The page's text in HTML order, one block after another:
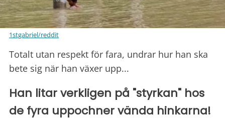
1stgabriel/reddit
Totalt utan respekt för fara, undrar hur han ska
bete sig när han växer upp...
Han litar verkligen på "styrkan" hos
de fyra uppochner vända hinkarna!